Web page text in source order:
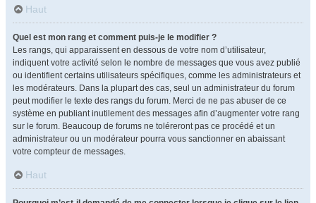
Haut
Quel est mon rang et comment puis-je le modifier ?
Les rangs, qui apparaissent en dessous de votre nom d’utilisateur,
indiquent votre activité selon le nombre de messages que vous avez publié
ou identifient certains utilisateurs spécifiques, comme les administrateurs et
les modérateurs. Dans la plupart des cas, seul un administrateur du forum
peut modifier le texte des rangs du forum. Merci de ne pas abuser de ce
système en publiant inutilement des messages afin d’augmenter votre rang
sur le forum. Beaucoup de forums ne toléreront pas ce procédé et un
administrateur ou un modérateur pourra vous sanctionner en abaissant
votre compteur de messages.
Haut